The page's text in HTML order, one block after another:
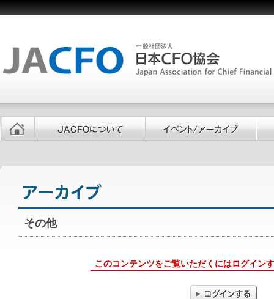
その他
このコンテンツをご覧いただくにはログイン